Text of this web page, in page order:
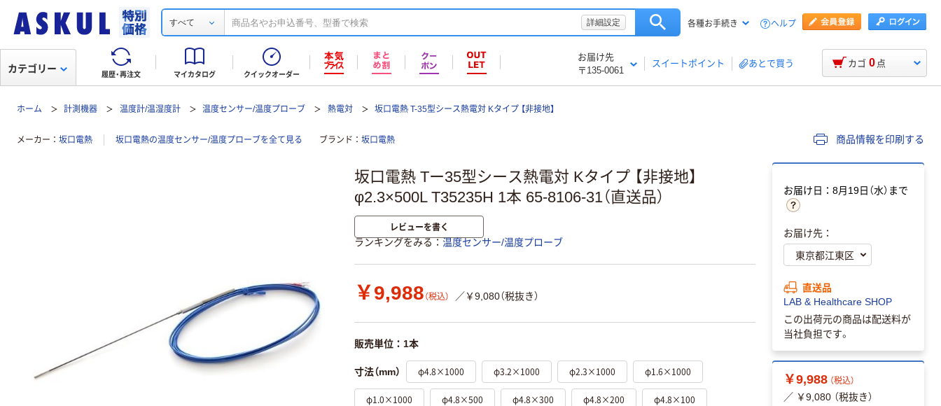
すべて 詳細設定 各種お手続き ヘルプ
履歴・再注文 マイカタログ クイックオーダー
お届け先
〒135-0061
スイートポイント あとで買う
カテゴリー カゴ 0 点
ホーム 計測機器 温度計/温湿度計 温度センサー/温度プローブ 熱電対 坂口電熱 T-35型シース熱電対 Kタイプ 【非接地】
メーカー 坂口電熱 坂口電熱の温度センサー/温度プローブを全て見る ブランド 坂口電熱 商品情報を印刷する
坂口電熱 Tー35型シース熱電対 Kタイプ 【非接地】
φ2.3×500L T35235H 1本 65-8106-31（直送品）
レビューを書く
ランキングをみる 温度センサー/温度プローブ
￥9,988 （税込） ／￥9,080（税抜き）
販売単位：1本
寸法（mm） φ4.8×1000 φ3.2×1000 φ2.3×1000 φ1.6×1000
φ1.0×1000 φ4.8×500 φ4.8×300 φ4.8×200 φ4.8×100
お届け日：8月19日（水）まで
お届け先：
直送品
LAB & Healthcare SHOP
この出荷元の商品は配送料が
当社負担です。
￥9,988 （税込）
／ ￥9,080 （税抜き）